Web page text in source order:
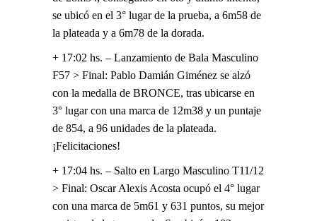
se ubicó en el 3° lugar de la prueba, a 6m58 de
la plateada y a 6m78 de la dorada.
+ 17:02 hs. – Lanzamiento de Bala Masculino
F57 > Final: Pablo Damián Giménez se alzó
con la medalla de BRONCE, tras ubicarse en
3° lugar con una marca de 12m38 y un puntaje
de 854, a 96 unidades de la plateada.
¡Felicitaciones!
+ 17:04 hs. – Salto en Largo Masculino T11/12
> Final: Oscar Alexis Acosta ocupó el 4° lugar
con una marca de 5m61 y 631 puntos, su mejor